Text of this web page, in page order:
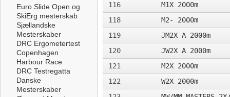
Euro Slide Open og
SkiErg mesterskab
Sjællandske
Mesterskaber
DRC Ergometertest
Copenhagen
Harbour Race
DRC Testregatta
Danske
Mesterskaber
116
M1X 2000m
118
M2- 2000m
119
JM2X A 2000m
120
JW2X A 2000m
121
M2X 2000m
122
W2X 2000m